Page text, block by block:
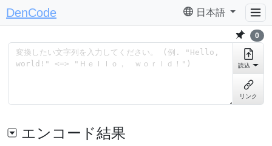
DenCode 日本語
0
読込
リンク
エンコード結果